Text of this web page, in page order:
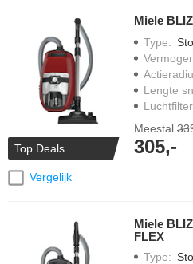
grotere vuildeeltjes, de
unieke
maakt korte metten met elk
op een vlekkeloos schoon huis met
je van Miele kunt verwachten.
Top Deals
Vergelijk
Miele
Type:
Lengte
Meestal
305,-
Miele
FLEX
Type: